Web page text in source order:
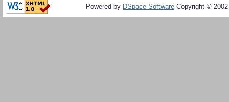
Powered by DSpace Software Copyright ©